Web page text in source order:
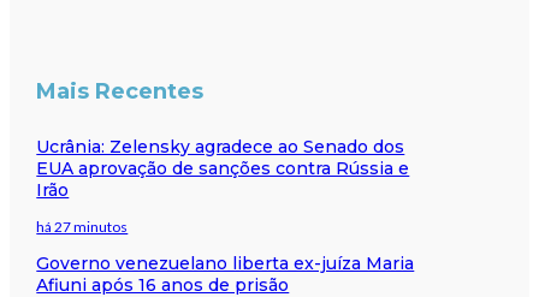
Mais Recentes
Ucrânia: Zelensky agradece ao Senado dos
EUA aprovação de sanções contra Rússia e
Irão
há 27 minutos
Governo venezuelano liberta ex-juíza Maria
Afiuni após 16 anos de prisão